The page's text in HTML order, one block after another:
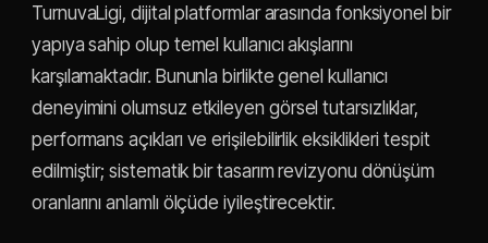
TurnuvaLigi, dijital platformlar arasında fonksiyonel bir
yapıya sahip olup temel kullanıcı akışlarını
karşılamaktadır. Bununla birlikte genel kullanıcı
deneyimini olumsuz etkileyen görsel tutarsızlıklar,
performans açıkları ve erişilebilirlik eksiklikleri tespit
edilmiştir; sistematik bir tasarım revizyonu dönüşüm
oranlarını anlamlı ölçüde iyileştirecektir.